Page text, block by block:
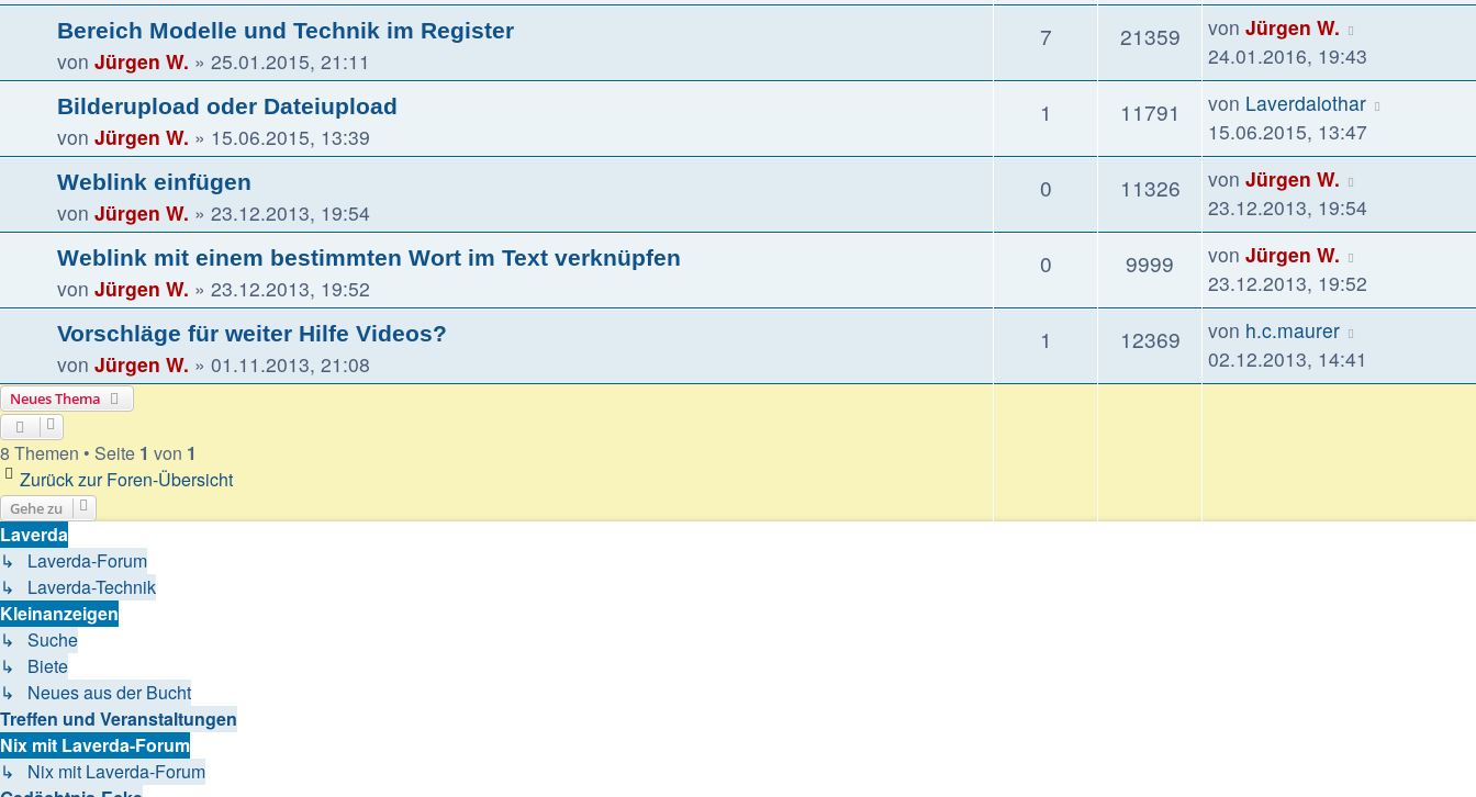
Bereich Modelle und Technik im Register
von Jürgen W. » 25.01.2015, 21:11
7Antworten21359Zugriffe
Letzter
Beitrag
von Jürgen W.
24.01.2016, 19:43
Bilderupload oder Dateiupload
von Jürgen W. » 15.06.2015, 13:39
1 Antworten11791 Zugriffe
Letzter
Beitrag
von Laverdalothar
15.06.2015, 13:47
Weblink einfügen
von Jürgen W. » 23.12.2013, 19:54
0Antworten11326Zugriffe
Letzter
Beitrag
von Jürgen W.
23.12.2013, 19:54
Weblink mit einem bestimmten Wort im Text verknüpfen
von Jürgen W. » 23.12.2013, 19:52
0Antworten9999 Zugriffe
Letzter
Beitrag
von Jürgen W.
23.12.2013, 19:52
Vorschläge für weiter Hilfe Videos?
von Jürgen W. » 01.11.2013, 21:08
1 Antworten12369Zugriffe
Letzter
Beitrag
von h.c.maurer
02.12.2013, 14:41
Neues Thema
8 Themen • Seite 1 von 1
Zurück zur Foren-Übersicht
Gehe zu
Laverda
↳ Laverda-Forum
↳ Laverda-Technik
Kleinanzeigen
↳ Suche
↳ Biete
↳ Neues aus der Bucht
Treffen und Veranstaltungen
Nix mit Laverda-Forum
↳ Nix mit Laverda-Forum